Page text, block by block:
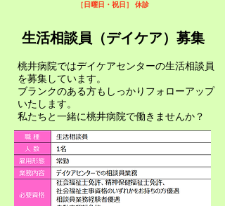
［日曜日・祝日］
休診
生活相談員（デイケア） 募集
桃井病院ではデイケアセンターの生活相談員
を募集しています。​​
ブランクのある方もしっかりフォローアップ
いたします。
​私たちと一緒に桃井病院で働きませんか？